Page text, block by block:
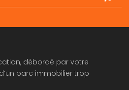
débordé par votre
parc immobilier trop